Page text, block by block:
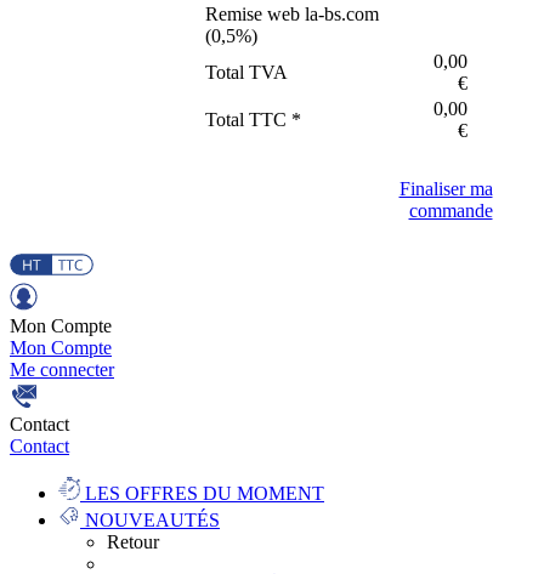
Remise web la-bs.com
(0,5%)
Total TVA
0,00
€
Total TTC *
0,00
€
Finaliser ma
commande
Mon Compte
Mon Compte
Me connecter
Contact
Contact
LES OFFRES DU MOMENT
NOUVEAUTÉS
Retour